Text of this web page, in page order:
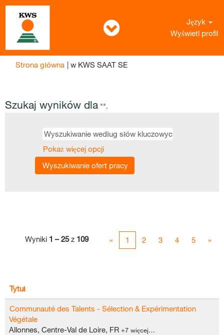
Język
Wyświetl profil
Strona główna | w KWS SAAT SE(bieżąca
Szukaj wyników dla "".
Pokaż więcej opcji
Wyniki 1 – 25z 109 « 1 2 3 4 5 »
Tytuł
Communauté des Talents - Sélection & Expérimentation
Végétale
Allonnes, Centre-Val de Loire, FR +7 więcej…